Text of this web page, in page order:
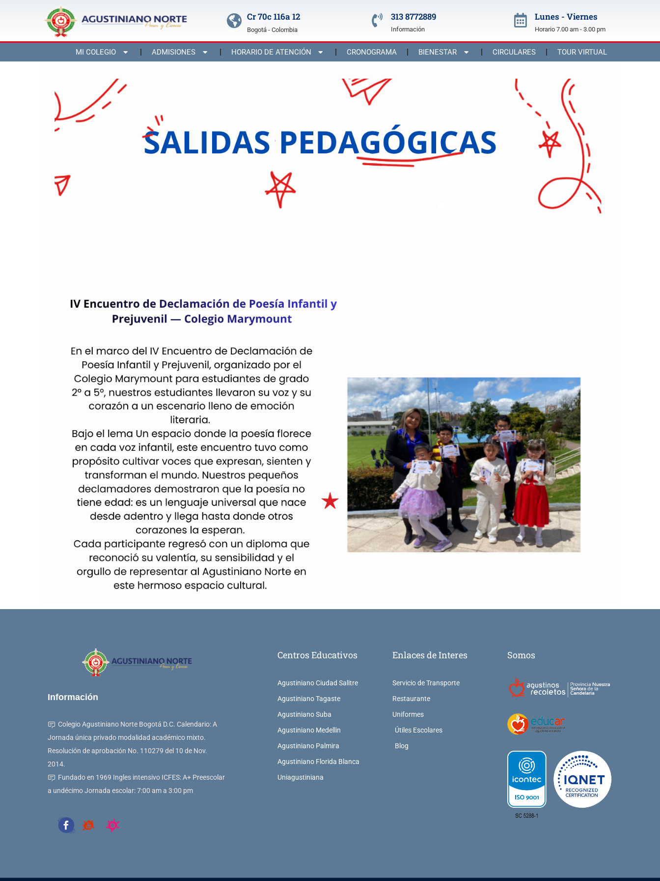
Cr 70c 116a 12
Bogotá - Colombia
313 8772889
Información
Lunes - Viernes
Horario 7.00 am - 3.00 pm
MI COLEGIO ADMISIONES HORARIO DE ATENCIÓN CRONOGRAMA BIENESTAR CIRCULARES TOUR VIRTUAL
Información
Colegio Agustiniano Norte Bogotá D.C. Calendario: A
Jornada única privado modalidad académico mixto.
Resolución de aprobación No. 110279 del 10 de Nov.
2014.
Fundado en 1969 Ingles intensivo ICFES: A+ Preescolar
a undécimo Jornada escolar: 7:00 am a 3:00 pm
Centros Educativos
Agustiniano Ciudad Salitre
Agustiniano Tagaste
Agustiniano Suba
Agustiniano Medellin
Agustiniano Palmira
Agustiniano Florida Blanca
Uniagustiniana
Enlaces de Interes
Servicio de Transporte
Restaurante
Uniformes
Útiles Escolares
Blog
Somos